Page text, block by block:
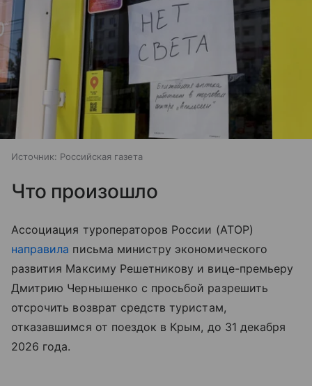
Источник: Российская газета
Что произошло
Ассоциация туроператоров России (АТОР)
направила письма министру экономического
развития Максиму Решетникову и вице-премьеру
Дмитрию Чернышенко с просьбой разрешить
отсрочить возврат средств туристам,
отказавшимся от поездок в Крым, до 31 декабря
2026 года.